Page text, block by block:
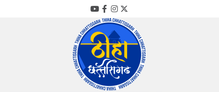
YouTube
Facebook
Instagram
Twitter